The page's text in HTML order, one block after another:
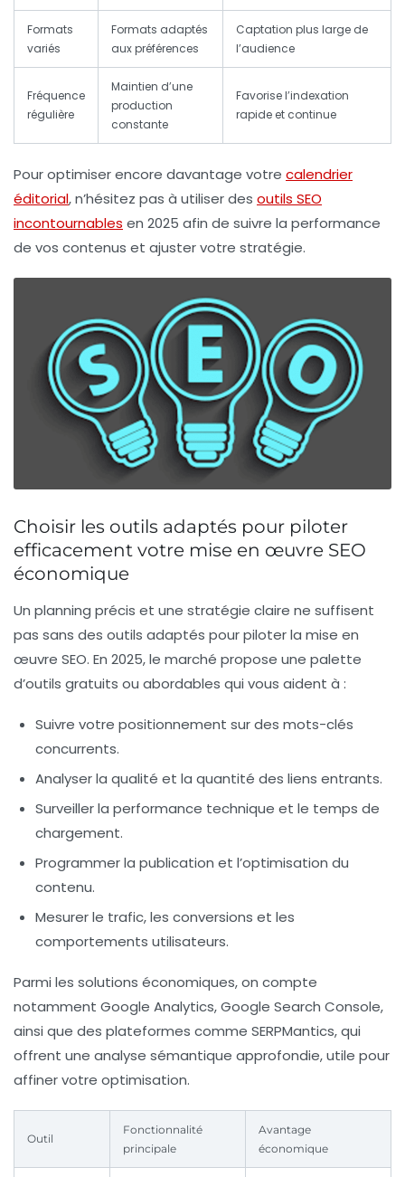
Formats
variés
Formats adaptés
aux préférences
Captation plus large de
l’audience
Fréquence
régulière
Maintien d’une
production
constante
Favorise l’indexation
rapide et continue
Pour optimiser encore davantage votre calendrier
éditorial, n’hésitez pas à utiliser des outils SEO
incontournables en 2025 afin de suivre la performance
de vos contenus et ajuster votre stratégie.
Choisir les outils adaptés pour piloter
efficacement votre mise en œuvre SEO
économique
Un planning précis et une stratégie claire ne suffisent
pas sans des outils adaptés pour piloter la mise en
œuvre SEO. En 2025, le marché propose une palette
d’outils gratuits ou abordables qui vous aident à :
Suivre votre positionnement sur des mots-clés
concurrents.
Analyser la qualité et la quantité des liens entrants.
Surveiller la performance technique et le temps de
chargement.
Programmer la publication et l’optimisation du
contenu.
Mesurer le trafic, les conversions et les
comportements utilisateurs.
Parmi les solutions économiques, on compte
notamment Google Analytics, Google Search Console,
ainsi que des plateformes comme SERPMantics, qui
offrent une analyse sémantique approfondie, utile pour
affiner votre optimisation.
Outil
Fonctionnalité
principale
Avantage
économique